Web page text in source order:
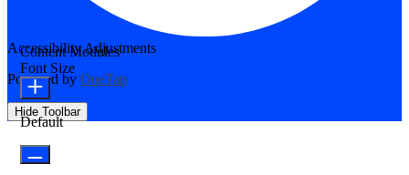
Accessibility Adjustments
Powered by OneTap
Hide Toolbar
Content Modules
Font Size
Default